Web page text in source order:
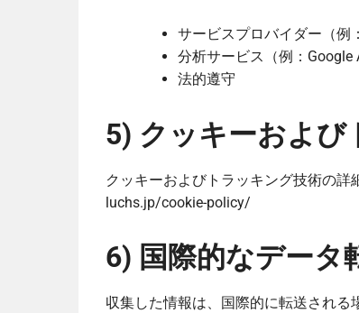
サービスプロバイダー（例
分析サービス（例：Google
法的遵守
5) クッキーおよび
クッキーおよびトラッキング技術の詳
luchs.jp/cookie-policy/
6) 国際的なデータ
収集した情報は、国際的に転送される